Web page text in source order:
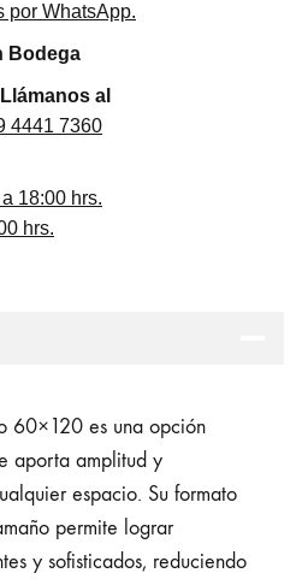
por WhatsApp.
Bodega
al
4441 7360
18:00 hrs.
hrs.
60×120 es una opción
aporta amplitud y
espacio. Su formato
permite lograr
y sofisticados, reduciendo